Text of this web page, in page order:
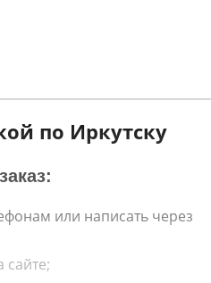
по Иркутску
или написать через
сайте;